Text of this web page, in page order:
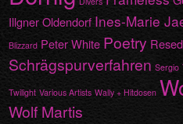
Illgner Oldendorf Ines-Marie
Blizzard Peter White Poetry
Schrägspurverfahren Sergio
Twilight Various Artists Wally + Hitdosen
Wolf Martis